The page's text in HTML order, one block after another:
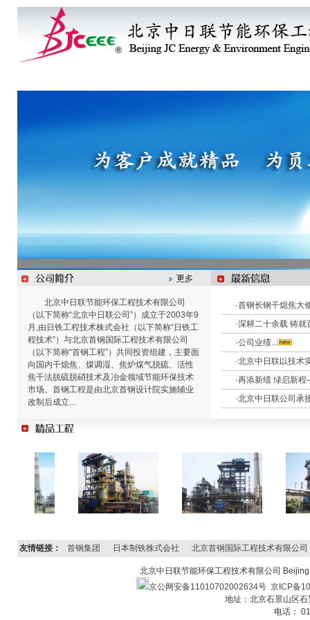
北京中日联节能环保工程技术有限公司
（以下简称“北京中日联公司”）成立于2003年9
月,由日铁工程技术株式会社（以下简称“日铁工
程技术”）与北京首钢国际工程技术有限公司
（以下简称“首钢工程”）共同投资组建，主要面
向国内干熄焦、煤调湿、焦炉煤气脱硫、活性
焦干法脱硫脱硝技术及冶金领域节能环保技术
市场。首钢工程是由北京首钢设计院实施辅业
改制后成立...
·首钢长钢干熄焦大
·深耕二十余载 铸就
·公司业绩...
·北京中日联以技术
·再添新绩 绿启新
·北京中日联公司承
友情链接： 首钢集团 日本制铁株式会社 北京首钢国际工程技术有限公司
北京中日联节能环保工程技术有限公司
京公网安备11010702002634号 京ICP备
地址：北京石景山区
电话：